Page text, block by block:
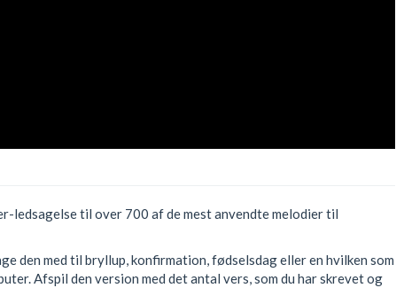
ledsagelse til over 700 af de mest anvendte melodier til
den med til bryllup, konfirmation, fødselsdag eller en hvilken som
Afspil den version med det antal vers, som du har skrevet og